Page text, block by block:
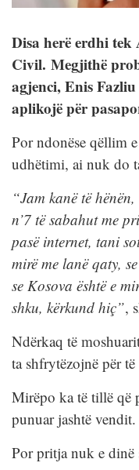
Disa herë erdhi
Civil. Megjithë
agjenci, Enis
aplikojë për
Por ndonëse qëllim
udhëtimi, ai nuk do
“Jam kanë të
n’7 të sabahut me
pasë internet, tani
mirë me lanë qaty,
se Kosova është e
shku, kërkund hiç”,
Ndërkaq të
ta shfrytëzojnë për
Mirëpo ka të tillë që
punuar jashtë vendit.
Por pritja nuk e dinë